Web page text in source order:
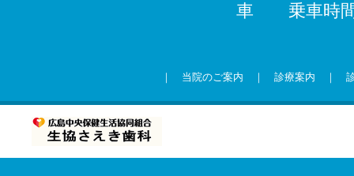
車 乗車時間
｜ 当院のご案内 ｜ 診療案内 ｜